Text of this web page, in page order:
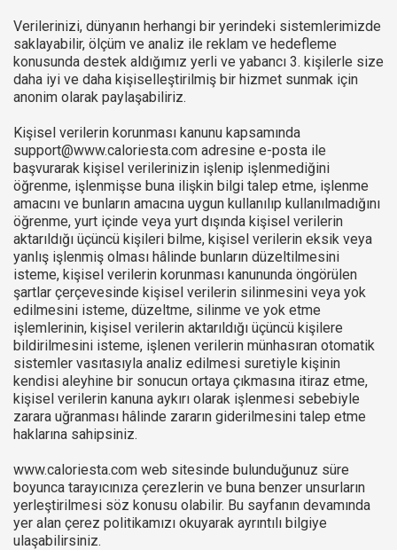
Verilerinizi, dünyanın herhangi bir yerindeki sistemlerimizde
saklayabilir, ölçüm ve analiz ile reklam ve hedefleme
konusunda destek aldığımız yerli ve yabancı 3. kişilerle size
daha iyi ve daha kişiselleştirilmiş bir hizmet sunmak için
anonim olarak paylaşabiliriz.
Kişisel verilerin korunması kanunu kapsamında
support@www.caloriesta.com adresine e-posta ile
başvurarak kişisel verilerinizin işlenip işlenmediğini
öğrenme, işlenmişse buna ilişkin bilgi talep etme, işlenme
amacını ve bunların amacına uygun kullanılıp kullanılmadığını
öğrenme, yurt içinde veya yurt dışında kişisel verilerin
aktarıldığı üçüncü kişileri bilme, kişisel verilerin eksik veya
yanlış işlenmiş olması hâlinde bunların düzeltilmesini
isteme, kişisel verilerin korunması kanununda öngörülen
şartlar çerçevesinde kişisel verilerin silinmesini veya yok
edilmesini isteme, düzeltme, silinme ve yok etme
işlemlerinin, kişisel verilerin aktarıldığı üçüncü kişilere
bildirilmesini isteme, işlenen verilerin münhasıran otomatik
sistemler vasıtasıyla analiz edilmesi suretiyle kişinin
kendisi aleyhine bir sonucun ortaya çıkmasına itiraz etme,
kişisel verilerin kanuna aykırı olarak işlenmesi sebebiyle
zarara uğranması hâlinde zararın giderilmesini talep etme
haklarına sahipsiniz.
www.caloriesta.com web sitesinde bulunduğunuz süre
boyunca tarayıcınıza çerezlerin ve buna benzer unsurların
yerleştirilmesi söz konusu olabilir. Bu sayfanın devamında
yer alan çerez politikamızı okuyarak ayrıntılı bilgiye
ulaşabilirsiniz.